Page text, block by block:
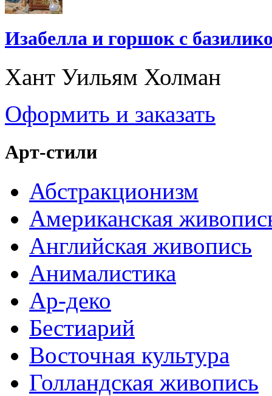
Изабелла и горшок с
Хант Уильям Холман
Оформить и заказать
Арт-стили
Абстракционизм
Американская
Английская живопись
Анималистика
Ар-деко
Бестиарий
Восточная культура
Голландская живопись